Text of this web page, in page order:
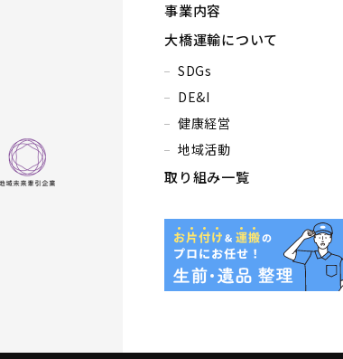
事業内容
大橋運輸について
SDGs
DE&I
健康経営
地域活動
取り組み一覧